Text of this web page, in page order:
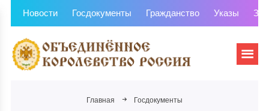
Новости Госдокументы Гражданство Указы
Главная Госдокументы